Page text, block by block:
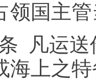
领国主
凡运
海上之